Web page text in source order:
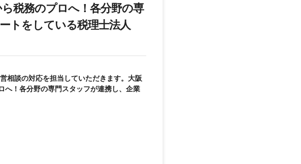
ら税務のプロへ！各分野の専
トをしている税理士法人
相談の対応を担当していただきます。大阪
へ！各分野の専門スタッフが連携し、企業